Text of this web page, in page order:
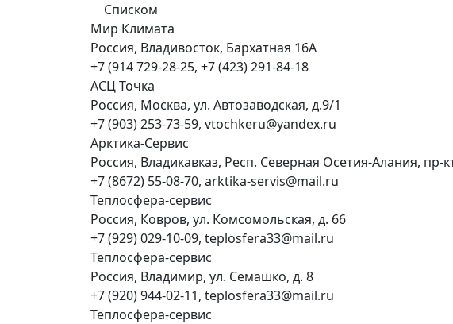
Списком
Мир Климата
Россия, Владивосток, Бархатная 16А
+7 (914 729-28-25, +7 (423) 291-84-18
АСЦ Точка
Россия, Москва, ул. Автозаводская, д.9/1
+7 (903) 253-73-59, vtochkeru@yandex.ru
Арктика-Сервис
Россия, Владикавказ, Респ. Северная Осетия-Алания, пр-
+7 (8672) 55-08-70, arktika-servis@mail.ru
Теплосфера-сервис
Россия, Ковров, ул. Комсомольская, д. 66
+7 (929) 029-10-09, teplosfera33@mail.ru
Теплосфера-сервис
Россия, Владимир, ул. Семашко, д. 8
+7 (920) 944-02-11, teplosfera33@mail.ru
Теплосфера-сервис